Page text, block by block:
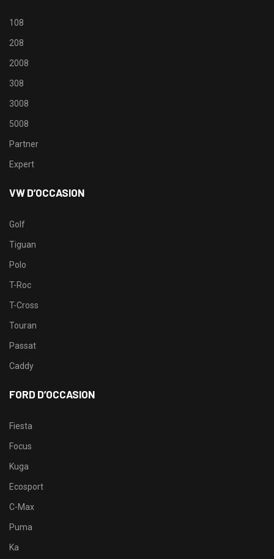
108
208
2008
308
3008
5008
Partner
Expert
VW D’OCCASION
Golf
Tiguan
Polo
T-Roc
T-Cross
Touran
Passat
Caddy
FORD D’OCCASION
Fiesta
Focus
Kuga
Ecosport
C-Max
Puma
Ka